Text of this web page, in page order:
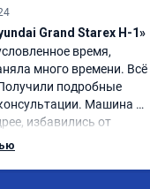
Grand Starex H-1»
время,
много времени. Всё
подробные
Машина
избавились от
нет необходимости